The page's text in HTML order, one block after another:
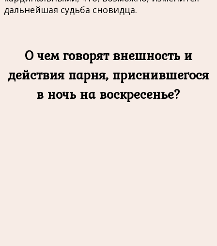
дальнейшая судьба сновидца.
О чем говорят внешность и
действия парня, приснившегося
в ночь на воскресенье?